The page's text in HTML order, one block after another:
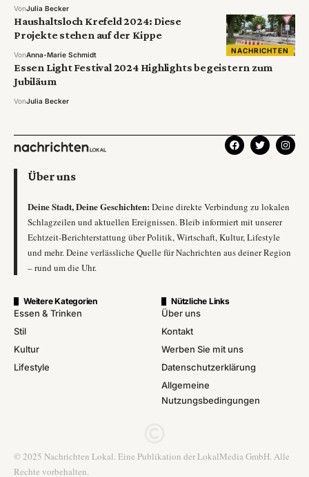
VonJulia Becker
NACHRICHTEN
Haushaltsloch Krefeld 2024: Diese
Projekte stehen auf der Kippe
VonAnna-Marie Schmidt
Essen Light Festival 2024 Highlights begeistern zum
Jubiläum
VonJulia Becker
Über uns
Deine Stadt, Deine Geschichten: Deine direkte Verbindung zu lokalen
Schlagzeilen und aktuellen Ereignissen. Bleib informiert mit unserer
Echtzeit-Berichterstattung über Politik, Wirtschaft, Kultur, Lifestyle
und mehr. Deine verlässliche Quelle für Nachrichten aus deiner Region
– rund um die Uhr.
Weitere Kategorien
Essen & Trinken
Stil
Kultur
Lifestyle
Nützliche Links
Über uns
Kontakt
Werben Sie mit uns
Datenschutzerklärung
Allgemeine
Nutzungsbedingungen
© 2025 Nachrichten Lokal. Eine Publikation der LokalMedia GmbH. Alle
Rechte vorbehalten.